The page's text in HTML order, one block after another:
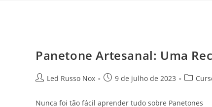
Panetone Artesanal: Uma
Led Russo Nox 9 de julho de 2023
Nunca foi tão fácil aprender tudo sobre Panetones